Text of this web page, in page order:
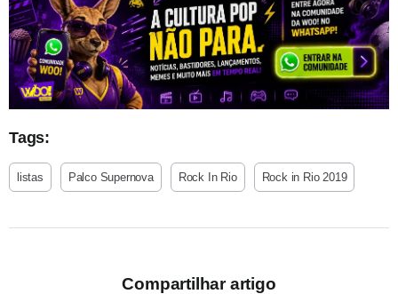
Tags:
listas Palco Supernova Rock In Rio Rock in Rio 2019
Compartilhar artigo